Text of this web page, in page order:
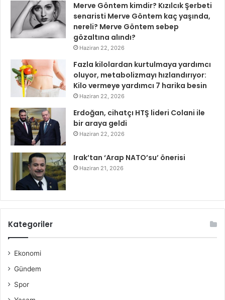
Merve Göntem kimdir? Kızılcık Şerbeti
senaristi Merve Göntem kaç yaşında,
nereli? Merve Göntem sebep
gözaltına alındı?
Haziran 22, 2026
Fazla kilolardan kurtulmaya yardımcı
oluyor, metabolizmayı hızlandırıyor:
Kilo vermeye yardımcı 7 harika besin
Haziran 22, 2026
Erdoğan, cihatçı HTŞ lideri Colani ile
bir araya geldi
Haziran 22, 2026
Irak’tan ‘Arap NATO’su’ önerisi
Haziran 21, 2026
Kategoriler
Ekonomi
Gündem
Spor